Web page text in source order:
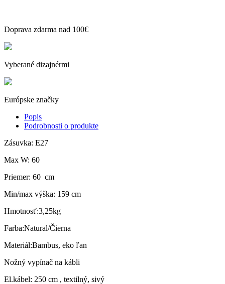
Doprava zdarma nad 100€
Vyberané dizajnérmi
Európske značky
Popis
Podrobnosti o produkte
Zásuvka: E27
Max W: 60
Priemer: 60 cm
Min/max výška: 159 cm
Hmotnosť:3,25kg
Farba:Natural/Čierna
Materiál:Bambus, eko ľan
Nožný vypínač na kábli
El.kábel: 250 cm , textilný, sivý